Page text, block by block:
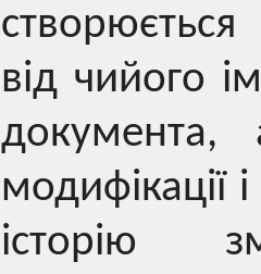
від чийого
модифікації
історію